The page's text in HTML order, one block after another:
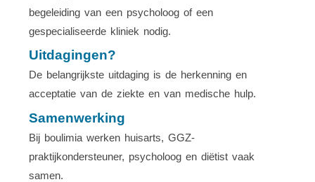
begeleiding van een psycholoog of een
gespecialiseerde kliniek nodig.
Uitdagingen?
De belangrijkste uitdaging is de herkenning en
acceptatie van de ziekte en van medische hulp.
Samenwerking
Bij boulimia werken huisarts, GGZ-
praktijkondersteuner, psycholoog en diëtist vaak
samen.